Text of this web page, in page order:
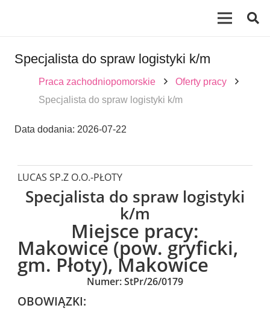
Specjalista do spraw logistyki k/m
Praca zachodniopomorskie
Oferty pracy
Specjalista do spraw logistyki k/m
Data dodania: 2026-07-22
LUCAS SP.Z O.O.-PŁOTY
Specjalista do spraw logistyki
k/m
Miejsce pracy:
Makowice (pow. gryficki,
gm. Płoty), Makowice
Numer: StPr/26/0179
OBOWIĄZKI: